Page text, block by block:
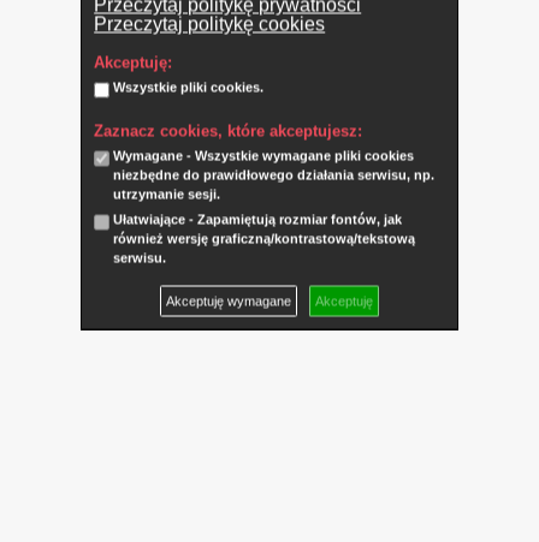
Przeczytaj politykę prywatności
Przeczytaj politykę cookies
Akceptuję:
Wszystkie pliki cookies.
Zaznacz cookies, które akceptujesz:
Wymagane - Wszystkie wymagane pliki cookies
niezbędne do prawidłowego działania serwisu, np.
utrzymanie sesji.
Ułatwiające - Zapamiętują rozmiar fontów, jak
również wersję graficzną/kontrastową/tekstową
serwisu.
Akceptuję wymagane Akceptuję